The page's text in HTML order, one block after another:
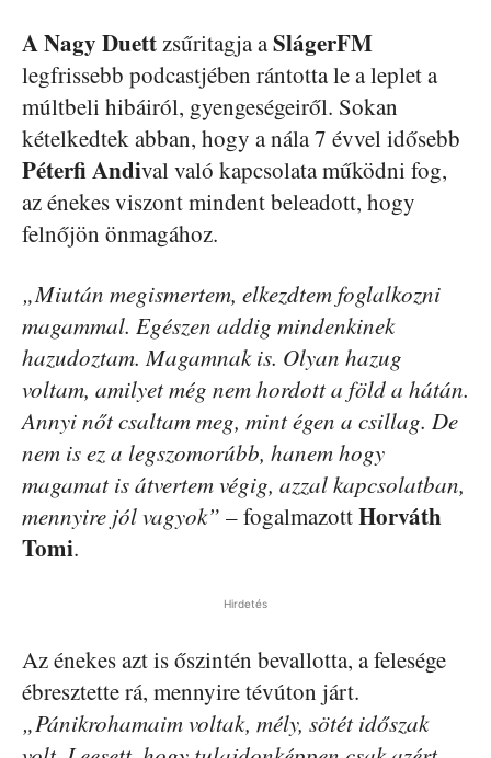
A Nagy Duettzsűritagja aSlágerFM
legfrissebb podcastjében rántotta le a leplet a
múltbeli hibáiról, gyengeségeiről. Sokan
kételkedtek abban, hogy a nála 7 évvel idősebb
Péterfi Andival való kapcsolata működni fog,
az énekes viszont mindent beleadott, hogy
felnőjön önmagához.
„Miután megismertem, elkezdtem foglalkozni
magammal. Egészen addig mindenkinek
hazudoztam. Magamnak is. Olyan hazug
voltam, amilyet még nem hordott a föld a hátán.
Annyi nőt csaltam meg, mint égen a csillag. De
nem is ez a legszomorúbb, hanem hogy
magamat is átvertem végig, azzal kapcsolatban,
mennyire jól vagyok” – fogalmazottHorváth
Tomi.
Hirdetés
Az énekes azt is őszintén bevallotta, a felesége
ébresztette rá, mennyire tévúton járt.
„Pánikrohamaim voltak, mély, sötét időszak